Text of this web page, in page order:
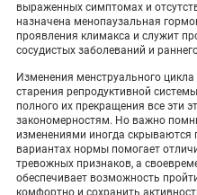
выраженных симптомах и
назначена менопаузальная
проявления климакса и служит
сосудистых заболеваний и
Изменения менструального цикла
старения репродуктивной
полного их прекращения все эти
закономерностям. Но важно
изменениями иногда скрываются
вариантах нормы помогает
тревожных признаков, а
обеспечивает возможность
комфортно и сохранить